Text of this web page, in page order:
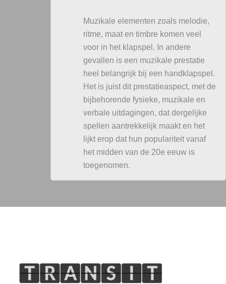
Muzikale elementen zoals melodie,
ritme, maat en timbre komen veel
voor in het klapspel. In andere
gevallen is een muzikale prestatie
heel belangrijk bij een handklapspel.
Het is juist dit prestatieaspect, met de
bijbehorende fysieke, muzikale en
verbale uitdagingen, dat dergelijke
spellen aantrekkelijk maakt en het
lijkt erop dat hun populariteit vanaf
het midden van de 20e eeuw is
toegenomen.